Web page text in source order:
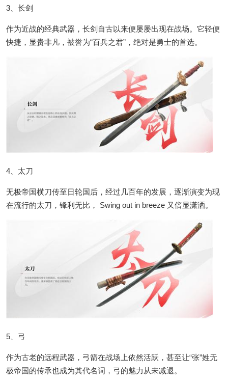
3、长剑
作为近战的经典武器，长剑自古以来便屡屡出现在战场。它轻便
快捷，显贵非凡，被誉为“百兵之君”，绝对是勇士的首选。
4、太刀
无极帝国横刀传至日轮国后，经过几百年的发展，逐渐演变为现
在流行的太刀，锋利无比， Swing out in breeze 又倍显潇洒。
5、弓
作为古老的远程武器，弓箭在战场上依然活跃，甚至让“张”姓无
极帝国的传承也成为其代名词，弓的魅力从未减退。